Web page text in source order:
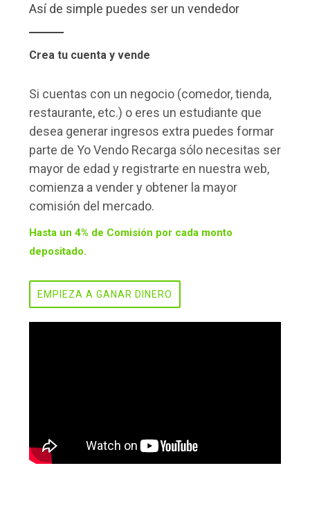
Así de simple puedes ser un vendedor
Crea tu cuenta y vende
Si cuentas con un negocio (comedor, tienda,
restaurante, etc.) o eres un estudiante que
desea generar ingresos extra puedes formar
parte de Yo Vendo Recarga sólo necesitas ser
mayor de edad y registrarte en nuestra web,
comienza a vender y obtener la mayor
comisión del mercado.
Hasta un 4% de Comisión por cada monto
depositado.
EMPIEZA A GANAR DINERO